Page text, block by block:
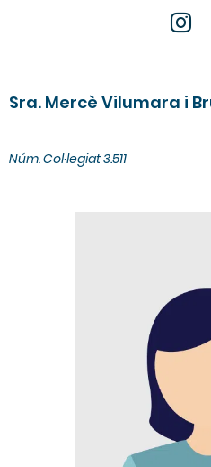
Sra. Mercè Vilumara i
Núm. Col·legiat3.511